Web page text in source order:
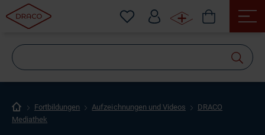
Fortbildungen Aufzeichnungen und Videos
DRACO
Mediathek
suchen